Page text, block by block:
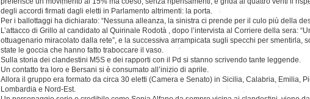
degli accordi firmati dagli eletti in Parlamento altrimenti: la porta.
Per i ballottaggi ha dichiarato: “Nessuna alleanza, la sinistra ci prende per il culo più della
L’attacco di Grillo al candidato al Quirinale Rodotà , dopo l’intervista al Corriere della sera:
ottuagenario miracolato dalla rete”, e la successiva arrampicata sugli specchi per smentirla,
state le goccia che hanno fatto traboccare il vaso.
Sulla storia dei clandestini M5S e dei rapporti con il Pd si stanno scrivendo tante leggende.
Un contatto tra loro e Bersani si è consumato all’inizio di aprile.
Allora il gruppo era formato da circa 30 eletti (Camera e Senato) in Sicilia, Calabria, Emilia,
Lombardia e Nord-Est.